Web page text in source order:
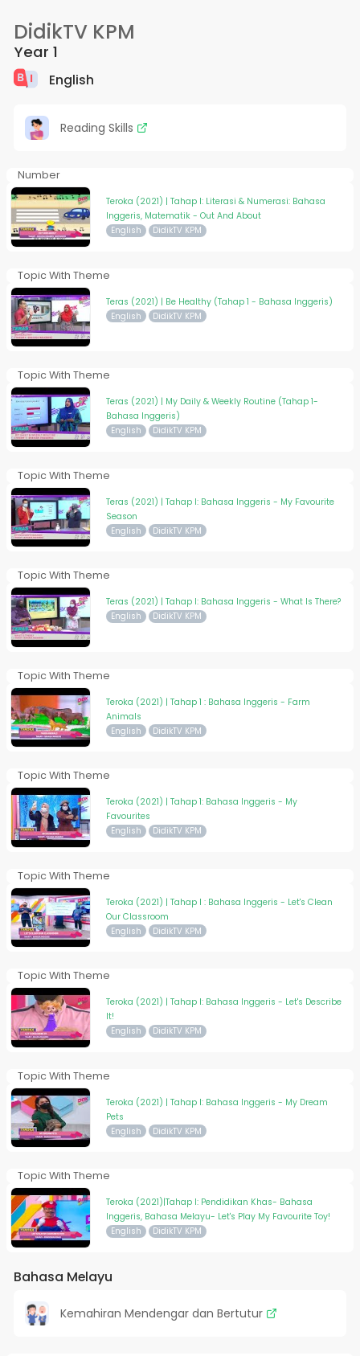
DidikTV KPM
Year 1
English
Reading Skills
Number
Teroka (2021) | Tahap I: Literasi & Numerasi: Bahasa
Inggeris, Matematik - Out And About
English DidikTV KPM
Topic With Theme
Teras (2021) | Be Healthy (Tahap 1 - Bahasa Inggeris)
English DidikTV KPM
Topic With Theme
Teras (2021) | My Daily & Weekly Routine (Tahap 1-
Bahasa Inggeris)
English DidikTV KPM
Topic With Theme
Teras (2021) | Tahap I: Bahasa Inggeris - My Favourite
Season
English DidikTV KPM
Topic With Theme
Teras (2021) | Tahap I: Bahasa Inggeris - What Is There?
English DidikTV KPM
Topic With Theme
Teroka (2021) | Tahap 1 : Bahasa Inggeris - Farm
Animals
English DidikTV KPM
Topic With Theme
Teroka (2021) | Tahap 1: Bahasa Inggeris - My
Favourites
English DidikTV KPM
Topic With Theme
Teroka (2021) | Tahap I : Bahasa Inggeris - Let's Clean
Our Classroom
English DidikTV KPM
Topic With Theme
Teroka (2021) | Tahap I: Bahasa Inggeris - Let's Describe
It!
English DidikTV KPM
Topic With Theme
Teroka (2021) | Tahap I: Bahasa Inggeris - My Dream
Pets
English DidikTV KPM
Topic With Theme
Teroka (2021)|Tahap I: Pendidikan Khas- Bahasa
Inggeris, Bahasa Melayu- Let's Play My Favourite Toy!
English DidikTV KPM
Bahasa Melayu
Kemahiran Mendengar dan Bertutur